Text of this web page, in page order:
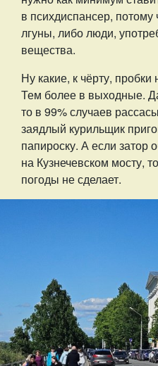
в психдиспансер, потому
лгуны, либо люди,
вещества.
Ну какие, к чёрту,
Тем более в выходные.
то в 99% случаев
заядлый курильщик
папироску. А если затор
на Кузнечевском мосту,
погоды не сделает.